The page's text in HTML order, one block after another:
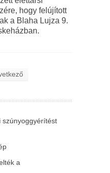
hogy felújított
a Blaha Lujza 9.
szúnyoggyérítést
a